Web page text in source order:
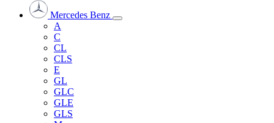
Mercedes Benz
A
C
CL
CLS
E
GL
GLC
GLE
GLS